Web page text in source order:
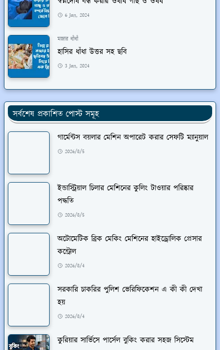
6 Jan, 2024
মজার ধাঁধাঁ
হাসির ধাঁধা উত্তর সহ ছবি
3 Jan, 2024
সর্বশেষ প্রকাশিত পোস্ট সমূহ
গার্মেন্টস বয়লার মেশিন অপারেট করার সেফটি ম্যানুয়াল
2026/8/5
ইন্ডাস্ট্রিয়াল চিলার মেশিনের কুলিং টাওয়ার পরিষ্কার
পদ্ধতি
2026/8/5
অটোমেটিক ব্রিক মেকিং মেশিনের হাইড্রোলিক প্রেসার
কন্ট্রোল
2026/8/4
সরকারি চাকরির পুলিশ ভেরিফিকেশন এ কী কী দেখা
হয়
2026/8/4
কুরিয়ার সার্ভিসে পার্সেল বুকিং করার সহজ সিস্টেম